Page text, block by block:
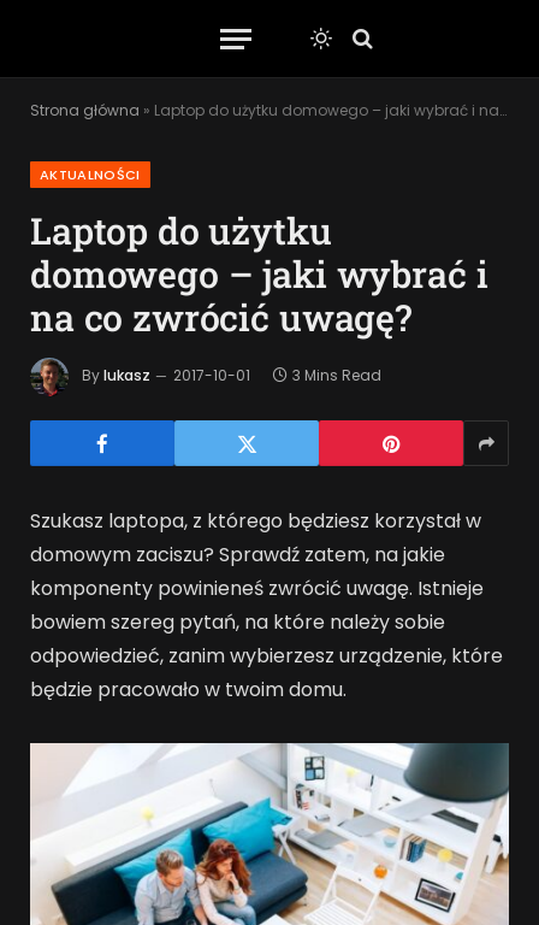
Strona główna » Laptop do użytku domowego – jaki wybrać i na co zwrócić uwagę?
AKTUALNOŚCI
Laptop do użytku
domowego – jaki wybrać i
na co zwrócić uwagę?
Bylukasz 2017-10-01 3 Mins Read
Szukasz laptopa, z którego będziesz korzystał w
domowym zaciszu? Sprawdź zatem, na jakie
komponenty powinieneś zwrócić uwagę. Istnieje
bowiem szereg pytań, na które należy sobie
odpowiedzieć, zanim wybierzesz urządzenie, które
będzie pracowało w twoim domu.